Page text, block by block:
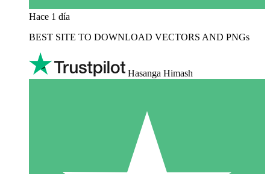
Hace 1 día
BEST SITE TO DOWNLOAD VECTORS AND PNGs
Hasanga Himash